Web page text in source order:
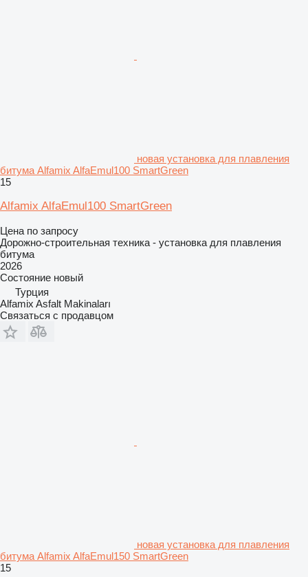
новая установка для плавления
битума Alfamix AlfaEmul100 SmartGreen
15
Alfamix AlfaEmul100 SmartGreen
Цена по запросу
Дорожно-строительная техника - установка для плавления
битума
2026
Состояние новый
Турция
Alfamix Asfalt Makinaları
Связаться с продавцом
новая установка для плавления
битума Alfamix AlfaEmul150 SmartGreen
15